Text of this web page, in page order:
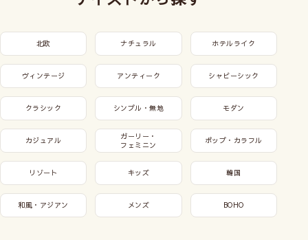
北欧 ナチュラル ホテルライク
ヴィンテージ アンティーク シャビーシック
クラシック シンプル・無地 モダン
カジュアル
ガーリー・
フェミニン
ポップ・カラフル
リゾート キッズ 韓国
和風・アジアン メンズ BOHO